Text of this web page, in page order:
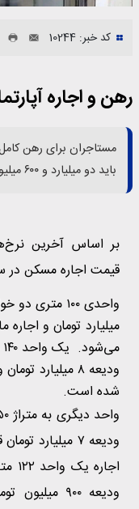
کد خبر: 10244
رهن و اجاره
باید دو میلیارد و ۶۰۰ میلیون تومان هزینه کنند.
بر اساس آخرین
قیمت اجاره مسکن در
ودیعه ۸
شده است.
ودیعه ۷